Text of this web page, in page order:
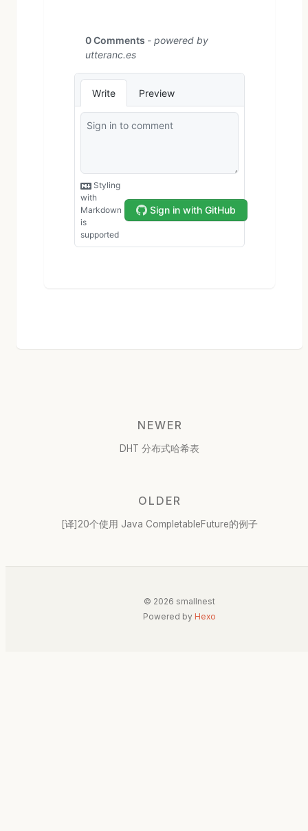
NEWER
DHT 分布式哈希表
OLDER
[译]20个使用 Java CompletableFuture的例子
© 2026 smallnest
Powered by Hexo